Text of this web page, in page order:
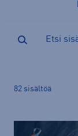
82 sisältöä